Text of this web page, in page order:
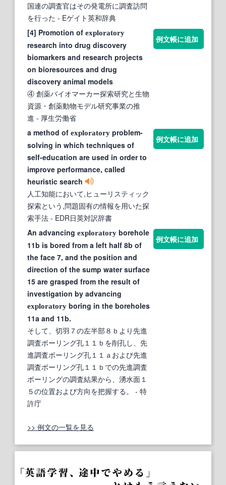
国連の調査官はその発電所に調査訪問
を行った - Eゲイト英和辞典
[4] Promotion of exploratory
research into drug discovery
biomarkers and research projects
on bioresources and drug
discovery animal models
④ 創薬バイオマーカー探索研究と生物
資源・創薬動物モデル研究事業の推
進 - 厚生労働省
例文帳に追加
a method of exploratory problem-
solving in which techniques of
self-education are used in order to
improve performance, called
heuristic search
人工知能において,ヒューリスティック
探索という,問題固有の情報を用いた探
索手法 - EDR日英対訳辞書
例文帳に追加
An advancing exploratory borehole
11b is bored from a left half 8b of
the face 7, and the position and
direction of the sump water surface
15 are grasped from the result of
investigation by advancing
exploratory boring in the boreholes
11a and 11b.
そして、切羽７の左半部８ｂより先進
調査ボーリング孔１１ｂを削孔し、先
進調査ボーリング孔１１ａおよび先進
調査ボーリング孔１１ｂでの先進調査
ボーリングの調査結果から、湧水面１
５の位置および方向を把握する。
- 特
許庁
例文帳に追加
>> 例文の一覧を見る